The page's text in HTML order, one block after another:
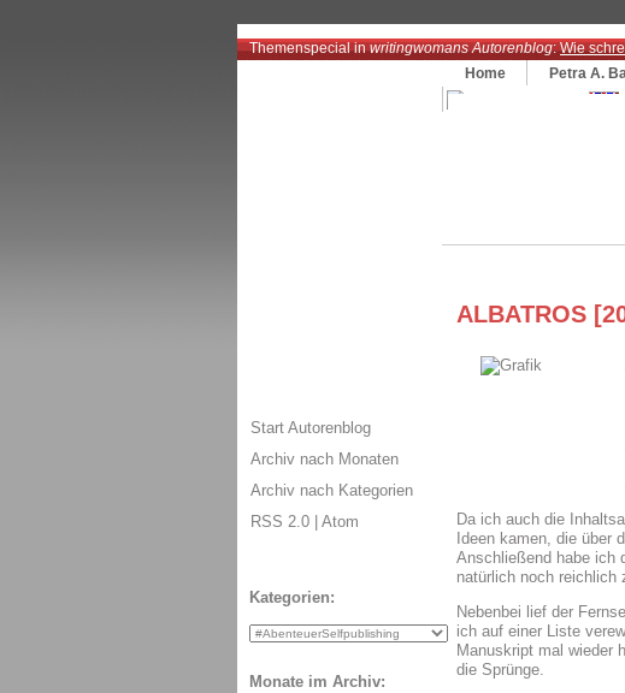
Themenspecial inwritingwomans Autorenblog:Wie
Home
Petra A.
ALBATROS
Da ich auch die
Ideen kamen, die über
Anschließend habe ich
natürlich noch reichlich
Nebenbei lief der
ich auf einer Liste
Manuskript mal wieder
die Sprünge.
Start Autorenblog
Archiv nach Monaten
Archiv nach Kategorien
RSS 2.0 | Atom
Kategorien:
Monate im Archiv: